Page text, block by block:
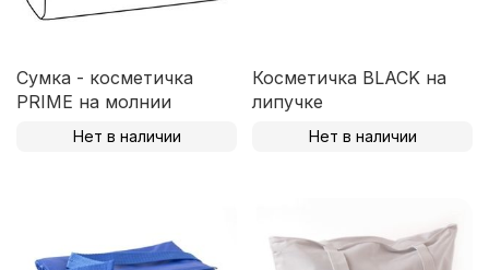
Сумка - косметичка
PRIME на молнии
Нет в наличии
Косметичка BLACK на
липучке
Нет в наличии